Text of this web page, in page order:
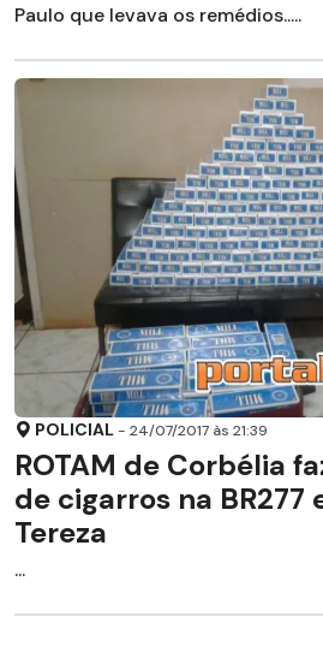
Paulo que levava os remédios.....
POLICIAL - 24/07/2017 às 21:39
ROTAM de Corbélia
de cigarros na BR277
Tereza
...